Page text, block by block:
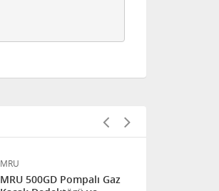
MRU
MRU 500GD Pompalı Gaz